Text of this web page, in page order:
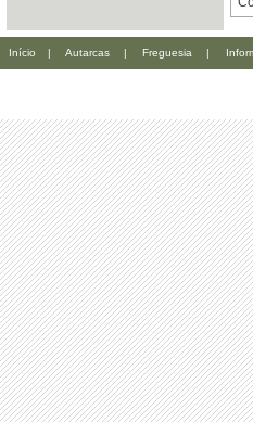
Início | Autarcas | Freguesia |